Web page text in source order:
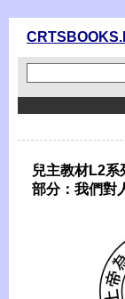
兒主教材L2系
部分：我們對